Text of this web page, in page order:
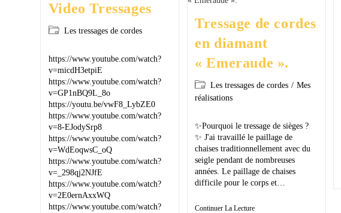
Video Tressages
Les tressages de cordes
https://www.youtube.com/watch?
v=micdH3etpiE
https://www.youtube.com/watch?
v=GP1nBQ9L_8o
https://youtu.be/vwF8_LybZE0
https://www.youtube.com/watch?
v=8-EJodySrp8
https://www.youtube.com/watch?
v=WdEoqwsC_oQ
https://www.youtube.com/watch?
v=_298qj2NJfE
https://www.youtube.com/watch?
v=2E0ernAxxWQ
https://www.youtube.com/watch?
Tressage de cordes
en diamant
« Emeraude ».
Les tressages de cordes / Mes
réalisations
✨Pourquoi le tressage de sièges ?
✨ J'ai travaillé le paillage de
chaises traditionnellement avec du
seigle pendant de nombreuses
années. Le paillage de chaises
difficile pour le corps et…
Continuer La Lecture